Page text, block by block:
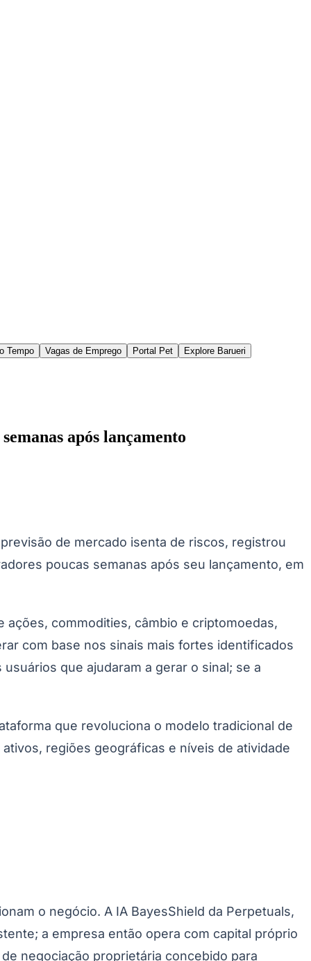
IracemaJardim ItaquitiJardim JulioJardim LíbanoJardim Maria
Jardim Tupanci Mutinga
Nova
SilveiraTamboréVale do SolVila BarrosVila Boa VistaVila do
Tempo Vagas de Emprego Portal Pet Explore Barueri
após lançamento
de mercado isenta de riscos, registrou
poucas semanas após seu lançamento, em
commodities, câmbio e criptomoedas,
com base nos sinais mais fortes identificados
que ajudaram a gerar o sinal; se a
que revoluciona o modelo tradicional de
regiões geográficas e níveis de atividade
o negócio. A IA BayesShield da Perpetuals,
a empresa então opera com capital próprio
negociação proprietária concebido para